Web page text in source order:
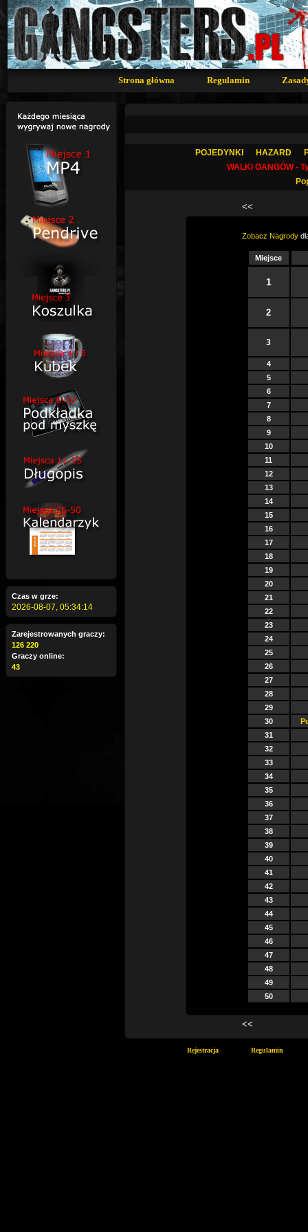
Strona główna Regulamin
Czas w grze:
2026-08-07, 05:34:15
Zarejestrowanych graczy:
126 220
Graczy online:
43
POJEDYNKI HAZARD
WALKI GANGÓW -
<<
Zobacz Nagrody
Miejsce
1
2
3
4
5
6
7
8
9
10
11
12
13
14
15
16
17
18
19
20
21
22
23
24
25
26
27
28
29
30
31
32
33
34
35
36
37
38
39
40
41
42
43
44
45
46
47
48
49
50
<<
Rejestracja Regulamin